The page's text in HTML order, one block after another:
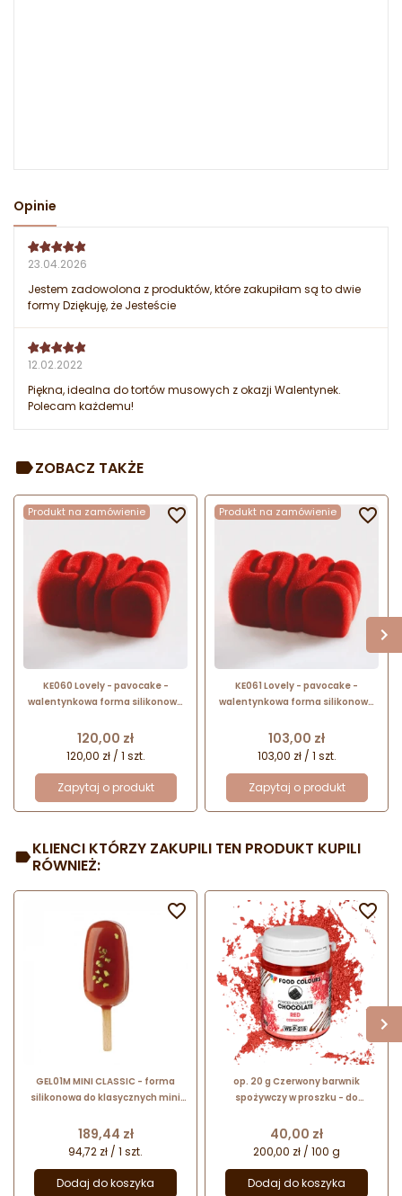
Opinie
23.04.2026
Jestem zadowolona z produktów, które zakupiłam są to dwie
formy Dziękuję, że Jesteście
12.02.2022
Piękna, idealna do tortów musowych z okazji Walentynek.
Polecam każdemu!
ZOBACZ TAKŻE
Produkt na zamówienie
KE060 Lovely - pavocake -
walentynkowa forma silikonowa
poj. 1000 ml
Cena
120,00 zł
120,00 zł / 1 szt.
Zapytaj o produkt
 Produkt na zamówienie
KE061 Lovely - pavocake -
walentynkowa forma silikonowa
poj. 550 ml
Cena
103,00 zł
103,00 zł / 1 szt.
Zapytaj o produkt

KLIENCI KTÓRZY ZAKUPILI TEN PRODUKT KUPILI
RÓWNIEŻ:
GEL01M MINI CLASSIC - forma
silikonowa do klasycznych mini
25.331.87.0060 Silikomart
Cena
189,44 zł
94,72 zł / 1 szt.
Dodaj do koszyka

op. 20 g Czerwony barwnik
spożywczy w proszku - do
tłuszczu - WS-P-215 Food Colours
Cena
40,00 zł
200,00 zł / 100 g
Dodaj do koszyka
